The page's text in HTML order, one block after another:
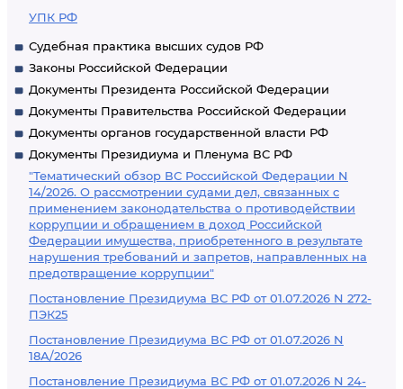
УПК РФ
Судебная практика высших судов РФ
Законы Российской Федерации
Документы Президента Российской Федерации
Документы Правительства Российской Федерации
Документы органов государственной власти РФ
Документы Президиума и Пленума ВС РФ
"Тематический обзор ВС Российской Федерации N
14/2026. О рассмотрении судами дел, связанных с
применением законодательства о противодействии
коррупции и обращением в доход Российской
Федерации имущества, приобретенного в результате
нарушения требований и запретов, направленных на
предотвращение коррупции"
Постановление Президиума ВС РФ от 01.07.2026 N 272-
ПЭК25
Постановление Президиума ВС РФ от 01.07.2026 N
18А/2026
Постановление Президиума ВС РФ от 01.07.2026 N 24-